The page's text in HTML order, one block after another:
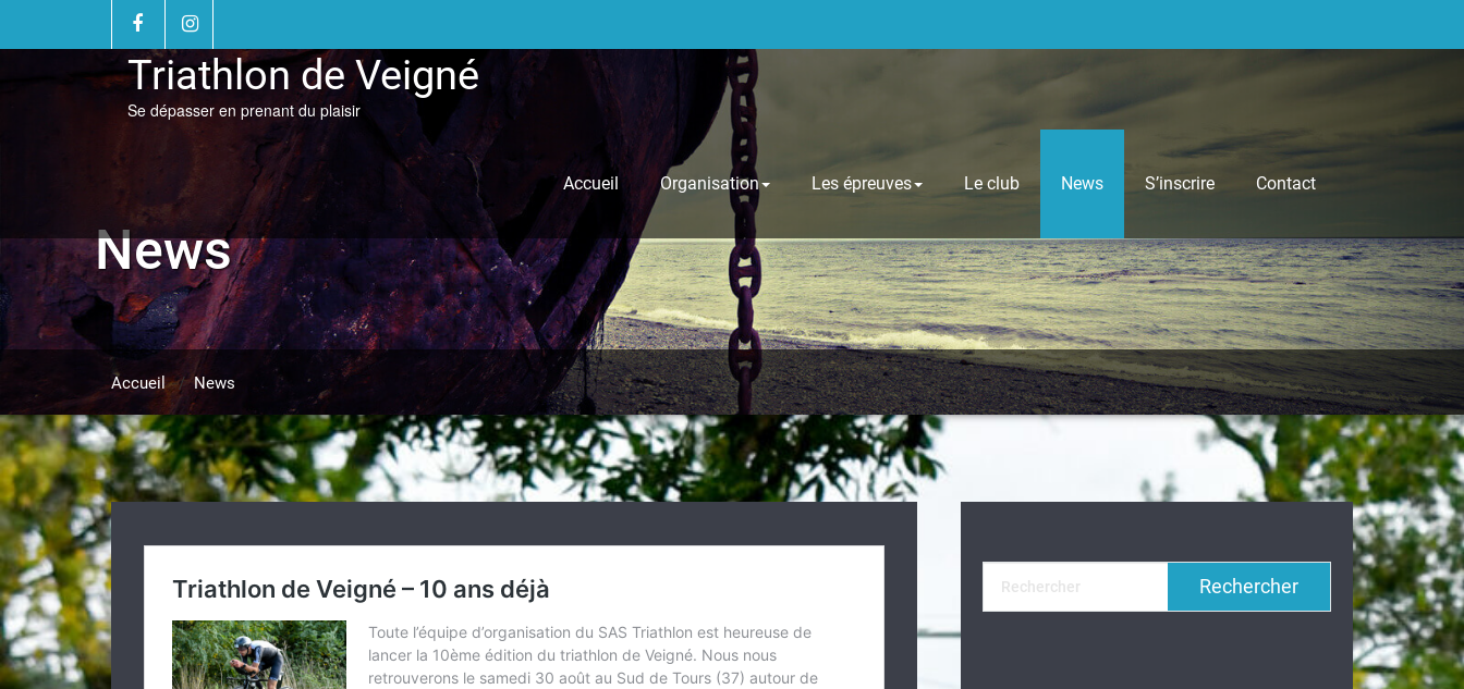
content
Triathlon de Veigné
Se dépasser en prenant du plaisir
Accueil Organisation Les épreuves Le club News S’inscrire Contact
News
Accueil/News